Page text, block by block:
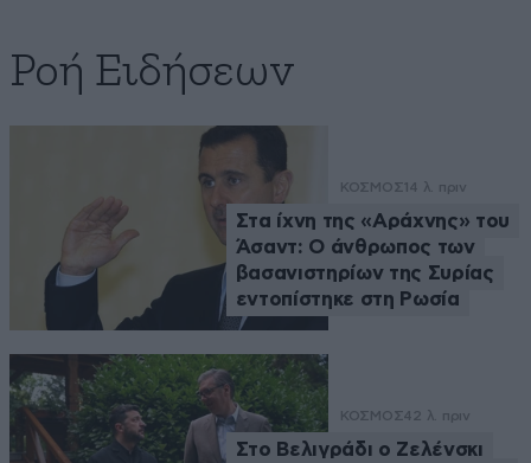
Ροή Ειδήσεων
ΚΟΣΜΟΣ 14 λ. πριν
Στα ίχνη της «Αράχνης» του
Άσαντ: Ο άνθρωπος των
βασανιστηρίων της Συρίας
εντοπίστηκε στη Ρωσία
ΚΟΣΜΟΣ42 λ. πριν
Στο Βελιγράδι ο Ζελένσκι